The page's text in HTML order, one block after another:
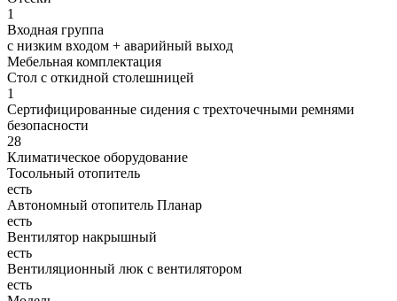
1
Входная группа
с низким входом + аварийный выход
Мебельная комплектация
Стол с откидной столешницей
1
Сертифицированные сидения с трехточечными ремнями
безопасности
28
Климатическое оборудование
Тосольный отопитель
есть
Автономный отопитель Планар
есть
Вентилятор накрышный
есть
Вентиляционный люк с вентилятором
есть